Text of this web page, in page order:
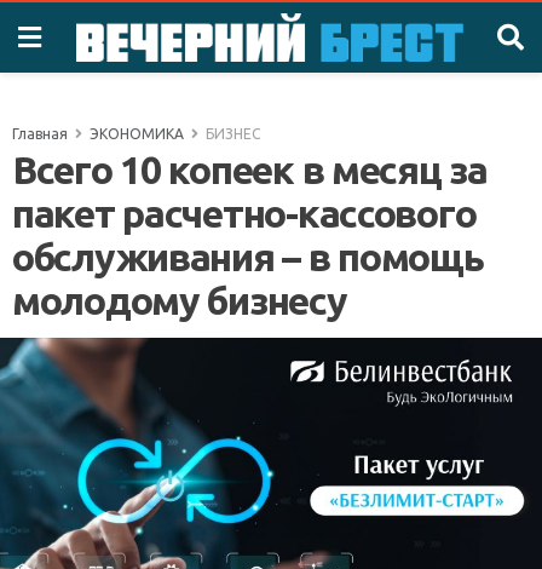
Главная ЭКОНОМИКА БИЗНЕС
Всего 10 копеек в месяц за
пакет расчетно-кассового
обслуживания – в помощь
молодому бизнесу